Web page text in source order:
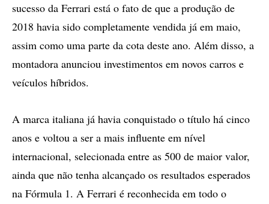
sucesso da Ferrari está o fato de que a produção de
2018 havia sido completamente vendida já em maio,
assim como uma parte da cota deste ano. Além disso, a
montadora anunciou investimentos em novos carros e
veículos híbridos.
A marca italiana já havia conquistado o título há cinco
anos e voltou a ser a mais influente em nível
internacional, selecionada entre as 500 de maior valor,
ainda que não tenha alcançado os resultados esperados
na Fórmula 1. A Ferrari é reconhecida em todo o